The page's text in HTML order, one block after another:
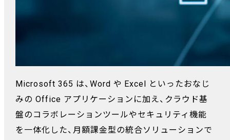
Microsoft 365 は、Word や Excel といったおなじ
みの Office アプリケーションに加え、クラウド基
盤のコラボレーションツールやセキュリティ機能
を一体化した、月額課金型の統合ソリューションで